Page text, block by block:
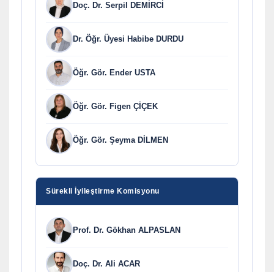
Doç. Dr. Serpil DEMİRCİ
Dr. Öğr. Üyesi Habibe DURDU
Öğr. Gör. Ender USTA
Öğr. Gör. Figen ÇİÇEK
Öğr. Gör. Şeyma DİLMEN
Sürekli İyileştirme Komisyonu
Prof. Dr. Gökhan ALPASLAN
Doç. Dr. Ali ACAR